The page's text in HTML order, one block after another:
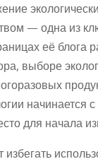
— одна из
её блога
выборе
начинается
для начала
избегать